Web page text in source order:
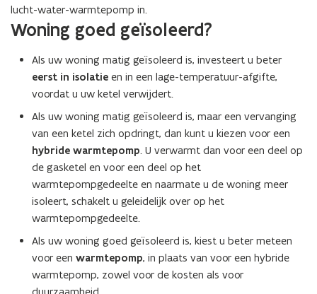
lucht-water-warmtepomp in.
Woning goed geïsoleerd?
Als uw woning matig geïsoleerd is, investeert u beter
eerst in isolatie en in een lage-temperatuur-afgifte,
voordat u uw ketel verwijdert.
Als uw woning matig geïsoleerd is, maar een vervanging
van een ketel zich opdringt, dan kunt u kiezen voor een
hybride warmtepomp. U verwarmt dan voor een deel op
de gasketel en voor een deel op het
warmtepompgedeelte en naarmate u de woning meer
isoleert, schakelt u geleidelijk over op het
warmtepompgedeelte.
Als uw woning goed geïsoleerd is, kiest u beter meteen
voor een warmtepomp, in plaats van voor een hybride
warmtepomp, zowel voor de kosten als voor